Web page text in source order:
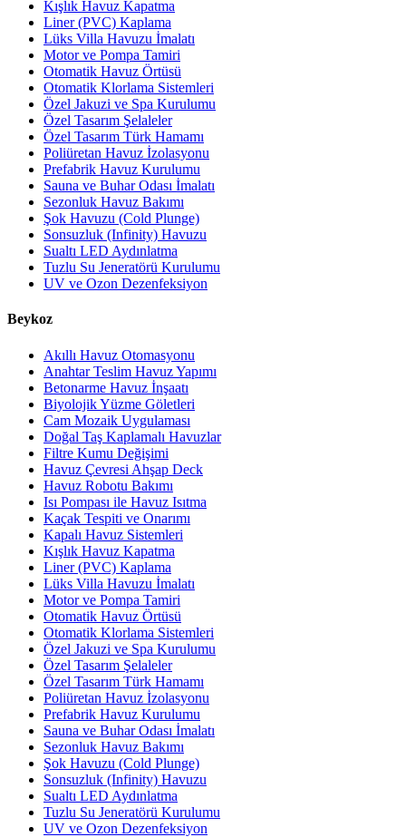
Kışlık Havuz Kapatma
Liner (PVC) Kaplama
Lüks Villa Havuzu İmalatı
Motor ve Pompa Tamiri
Otomatik Havuz Örtüsü
Otomatik Klorlama Sistemleri
Özel Jakuzi ve Spa Kurulumu
Özel Tasarım Şelaleler
Özel Tasarım Türk Hamamı
Poliüretan Havuz İzolasyonu
Prefabrik Havuz Kurulumu
Sauna ve Buhar Odası İmalatı
Sezonluk Havuz Bakımı
Şok Havuzu (Cold Plunge)
Sonsuzluk (Infinity) Havuzu
Sualtı LED Aydınlatma
Tuzlu Su Jeneratörü Kurulumu
UV ve Ozon Dezenfeksiyon
Beykoz
Akıllı Havuz Otomasyonu
Anahtar Teslim Havuz Yapımı
Betonarme Havuz İnşaatı
Biyolojik Yüzme Göletleri
Cam Mozaik Uygulaması
Doğal Taş Kaplamalı Havuzlar
Filtre Kumu Değişimi
Havuz Çevresi Ahşap Deck
Havuz Robotu Bakımı
Isı Pompası ile Havuz Isıtma
Kaçak Tespiti ve Onarımı
Kapalı Havuz Sistemleri
Kışlık Havuz Kapatma
Liner (PVC) Kaplama
Lüks Villa Havuzu İmalatı
Motor ve Pompa Tamiri
Otomatik Havuz Örtüsü
Otomatik Klorlama Sistemleri
Özel Jakuzi ve Spa Kurulumu
Özel Tasarım Şelaleler
Özel Tasarım Türk Hamamı
Poliüretan Havuz İzolasyonu
Prefabrik Havuz Kurulumu
Sauna ve Buhar Odası İmalatı
Sezonluk Havuz Bakımı
Şok Havuzu (Cold Plunge)
Sonsuzluk (Infinity) Havuzu
Sualtı LED Aydınlatma
Tuzlu Su Jeneratörü Kurulumu
UV ve Ozon Dezenfeksiyon